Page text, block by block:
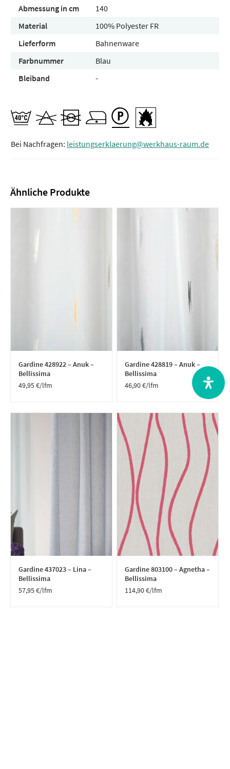
Abmessung in cm
140
Material
100% Polyester FR
Lieferform
Bahnenware
Farbnummer
Blau
Bleiband
-
Bei Nachfragen: leistungserklaerung@werkhaus-raum.de
Ähnliche Produkte
Gardine 428922 – Anuk –
Bellissima
49,95€/lfm
Gardine 428819 – Anuk –
Bellissima
46,90€/lfm
Gardine 437023 – Lina –
Bellissima
57,95€/lfm
Gardine 803100 – Agnetha –
Bellissima
114,90€/lfm